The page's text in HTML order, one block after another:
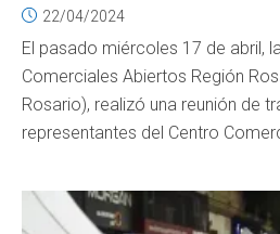
22/04/2024
El pasado miércoles 17 de abril,
Comerciales Abiertos Región
Rosario), realizó una reunión de
representantes del Centro